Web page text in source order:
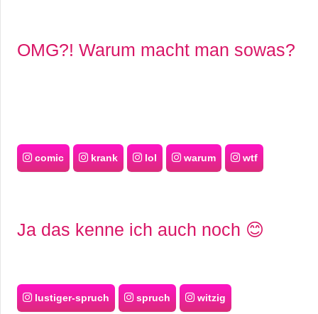
OMG?! Warum macht man sowas?
comic krank lol warum wtf
Ja das kenne ich auch noch 😊
lustiger-spruch spruch witzig